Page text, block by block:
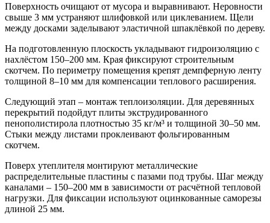
Поверхность очищают от мусора и выравнивают. Неровности
свыше 3 мм устраняют шлифовкой или циклеванием. Щели
между досками заделывают эластичной шпаклёвкой по дереву.
На подготовленную плоскость укладывают гидроизоляцию с
нахлёстом 150–200 мм. Края фиксируют строительным
скотчем. По периметру помещения крепят демпферную ленту
толщиной 8–10 мм для компенсации теплового расширения.
Следующий этап – монтаж теплоизоляции. Для деревянных
перекрытий подойдут плиты экструдированного
пенополистирола плотностью 35 кг/м³ и толщиной 30–50 мм.
Стыки между листами проклеивают фольгированным
скотчем.
Поверх утеплителя монтируют металлические
распределительные пластины с пазами под трубы. Шаг между
каналами – 150–200 мм в зависимости от расчётной тепловой
нагрузки. Для фиксации используют оцинкованные саморезы
длиной 25 мм.